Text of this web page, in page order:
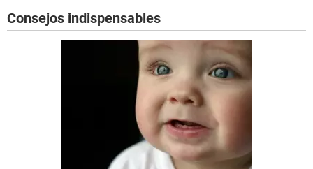
Consejos indispensables